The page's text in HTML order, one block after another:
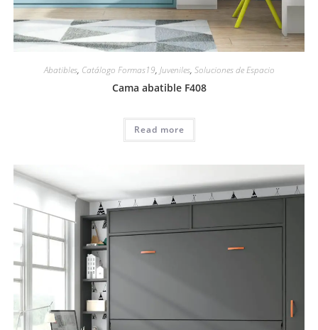
Abatibles, Catálogo Formas19, Juveniles, Soluciones de Espacio
Cama abatible F408
Read more